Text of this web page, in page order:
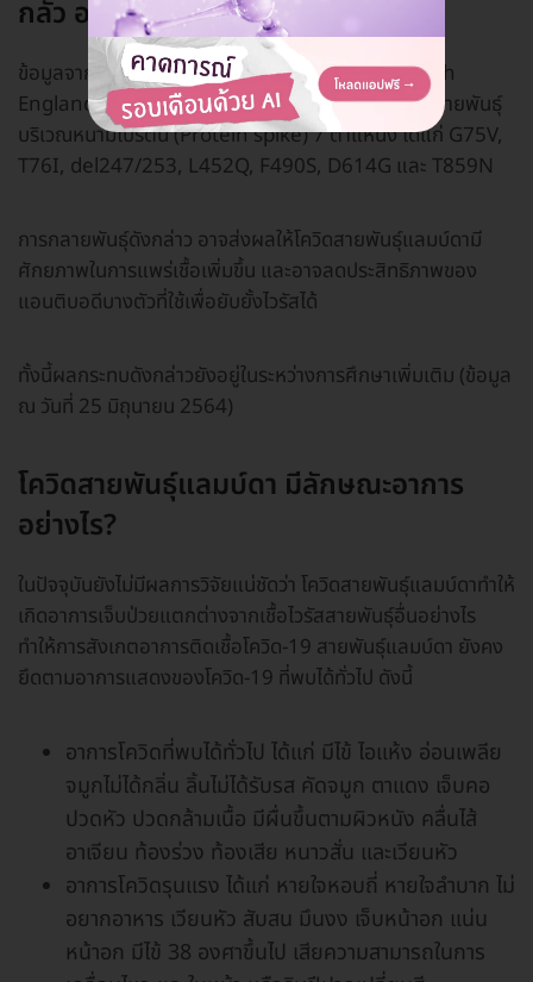
กลัว อย่างไร?
ข้อมูลจากหน่วยงานสาธารณสุขอังกฤษ (Public Health
England: PHE) พบว่า โควิดสายพันธุ์แลมบ์ดามีการกลายพันธุ์
บริเวณหนามโปรตีน (Protein spike) 7 ตำแหน่ง ได้แก่ G75V,
T76I, del247/253, L452Q, F490S, D614G และ T859N
การกลายพันธุ์ดังกล่าว อาจส่งผลให้โควิดสายพันธุ์แลมบ์ดามี
ศักยภาพในการแพร่เชื้อเพิ่มขึ้น และอาจลดประสิทธิภาพของ
แอนติบอดีบางตัวที่ใช้เพื่อยับยั้งไวรัสได้
ทั้งนี้ผลกระทบดังกล่าวยังอยู่ในระหว่างการศึกษาเพิ่มเติม (ข้อมูล
ณ วันที่ 25 มิถุนายน 2564)
โควิดสายพันธุ์แลมบ์ดา มีลักษณะอาการ
อย่างไร?
ในปัจจุบันยังไม่มีผลการวิจัยแน่ชัดว่า โควิดสายพันธุ์แลมบ์ดาทำให้
เกิดอาการเจ็บป่วยแตกต่างจากเชื้อไวรัสสายพันธุ์อื่นอย่างไร
ทำให้การสังเกตอาการติดเชื้อโควิด-19 สายพันธุ์แลมบ์ดา ยังคง
ยึดตามอาการแสดงของโควิด-19 ที่พบได้ทั่วไป ดังนี้
อาการโควิดที่พบได้ทั่วไป ได้แก่ มีไข้ ไอแห้ง อ่อนเพลีย
จมูกไม่ได้กลิ่น ลิ้นไม่ได้รับรส คัดจมูก ตาแดง เจ็บคอ
ปวดหัว ปวดกล้ามเนื้อ มีผื่นขึ้นตามผิวหนัง คลื่นไส้
อาเจียน ท้องร่วง ท้องเสีย หนาวสั่น และเวียนหัว
อาการโควิดรุนแรง ได้แก่ หายใจหอบถี่ หายใจลำบาก ไม่
อยากอาหาร เวียนหัว สับสน มึนงง เจ็บหน้าอก แน่น
หน้าอก มีไข้ 38 องศาขึ้นไป เสียความสามารถในการ